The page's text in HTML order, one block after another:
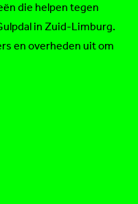
die helpen tegen
in Zuid-Limburg.
en overheden uit om